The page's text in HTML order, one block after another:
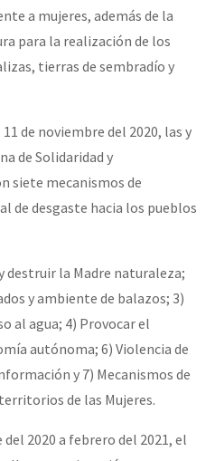
a mujeres, además de la
para la realización de los
tierras de sembradío y
de noviembre del 2020, las y
de Solidaridad y
siete mecanismos de
de desgaste hacia los pueblos
destruir la Madre naturaleza;
y ambiente de balazos; 3)
al agua; 4) Provocar el
autónoma; 6) Violencia de
y 7) Mecanismos de
de las Mujeres.
2020 a febrero del 2021, el